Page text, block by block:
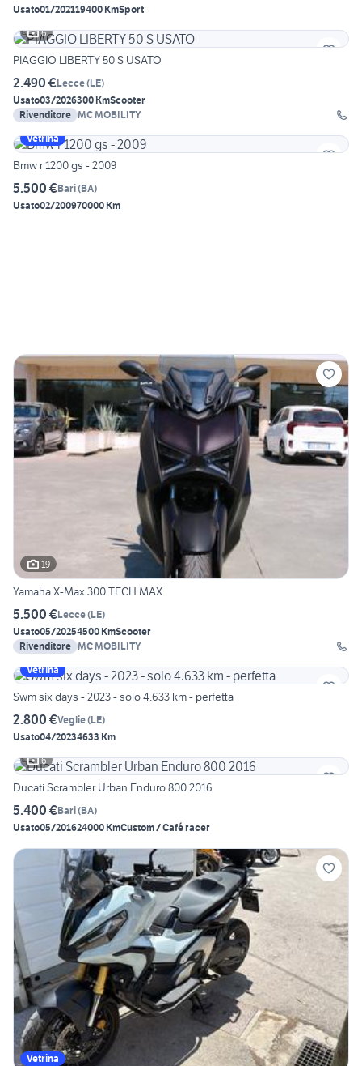
Usato01/202119400 KmSport
6
PIAGGIO LIBERTY 50 S USATO
2.490 €Lecce(LE)
Usato03/2026300 KmScooter
Rivenditore MC MOBILITY
Vetrina
Bmw r 1200 gs - 2009
5.500 €Bari(BA)
Usato02/200970000 Km
19
Yamaha X-Max 300 TECH MAX
5.500 €Lecce(LE)
Usato05/20254500 KmScooter
Rivenditore MC MOBILITY
Vetrina
Swm six days - 2023 - solo 4.633 km - perfetta
2.800 €Veglie(LE)
Usato04/20234633 Km
6
Ducati Scrambler Urban Enduro 800 2016
5.400 €Bari(BA)
Usato05/201624000 KmCustom / Café racer
Vetrina